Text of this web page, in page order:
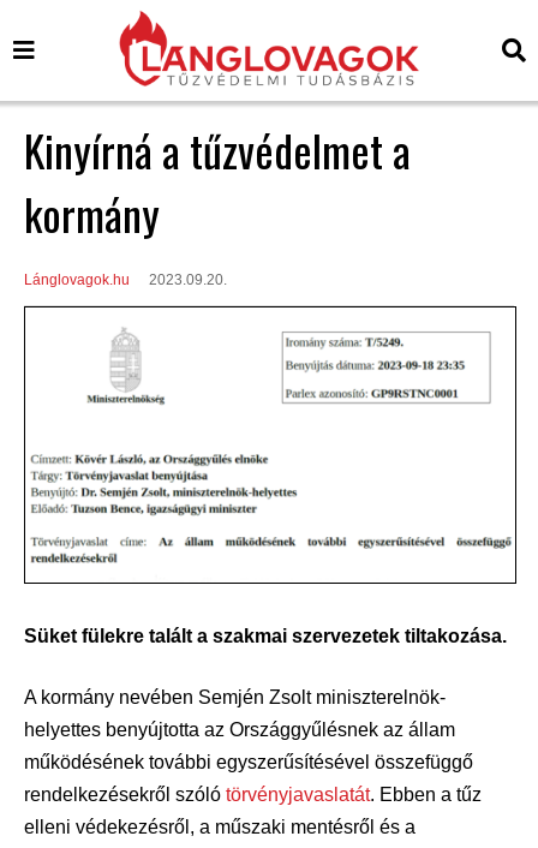
Kinyírná a tűzvédelmet a
kormány
Lánglovagok.hu 2023.09.20.
Süket fülekre talált a szakmai szervezetek tiltakozása.
A kormány nevében Semjén Zsolt miniszterelnök-
helyettes benyújtotta az Országgyűlésnek az állam
működésének további egyszerűsítésével összefüggő
rendelkezésekről szóló törvényjavaslatát. Ebben a tűz
elleni védekezésről, a műszaki mentésről és a